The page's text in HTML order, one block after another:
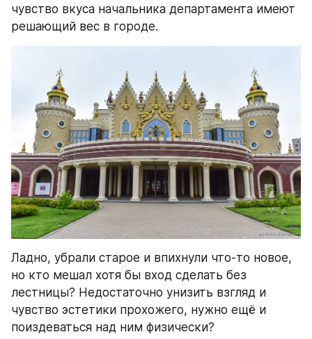
чувство вкуса начальника департамента имеют
решающий вес в городе.
Ладно, убрали старое и впихнули что-то новое,
но кто мешал хотя бы вход сделать без
лестницы? Недостаточно унизить взгляд и
чувство эстетики прохожего, нужно ещё и
поиздеваться над ним физически?